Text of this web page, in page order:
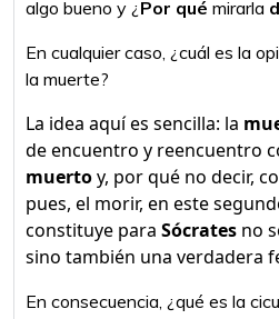
algo bueno y ¿ Por qué mirarla
En cualquier caso, ¿cuál es la
la muerte?
La idea aquí es sencilla: la
de encuentro y reencuentro
muertoy, por qué no decir,
pues, el morir, en este
constituye para Sócrates no
sino también una verdadera
En consecuencia, ¿qué es la